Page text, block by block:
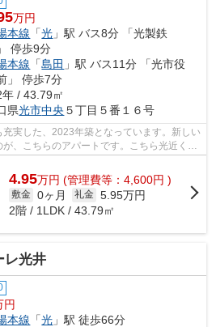
万円
本線 「光 」駅 バス8分 「光製鉄
停歩9分
本線 「島田 」駅 バス11分 「光市役
」 停歩7分
年 / 43.79㎡
県光市中央 ５丁目５番１６号
実した、2023年築となっています。新しい
、こちらのアパートです。こちら光近くに
あな...
4.95万円 (管理費等：4,600円 )
敷金 0ヶ月 礼金 5.95万円
2階 / 1LDK / 43.79㎡
レ光井
円
本線 「光 」駅 徒歩66分